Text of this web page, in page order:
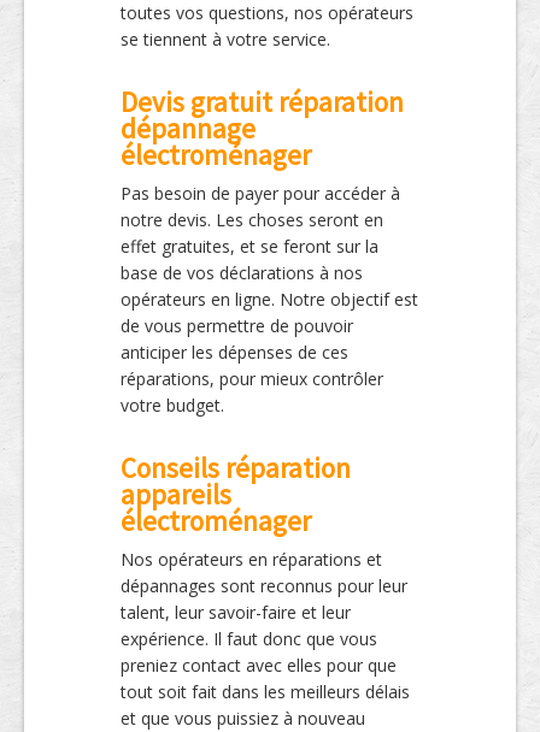
toutes vos questions, nos opérateurs
se tiennent à votre service.
Devis gratuit réparation
dépannage
électroménager
Pas besoin de payer pour accéder à
notre devis. Les choses seront en
effet gratuites, et se feront sur la
base de vos déclarations à nos
opérateurs en ligne. Notre objectif est
de vous permettre de pouvoir
anticiper les dépenses de ces
réparations, pour mieux contrôler
votre budget.
Conseils réparation
appareils
électroménager
Nos opérateurs en réparations et
dépannages sont reconnus pour leur
talent, leur savoir-faire et leur
expérience. Il faut donc que vous
preniez contact avec elles pour que
tout soit fait dans les meilleurs délais
et que vous puissiez à nouveau